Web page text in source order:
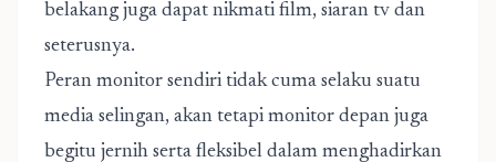
belakang juga dapat nikmati film, siaran tv dan
seterusnya.
Peran monitor sendiri tidak cuma selaku suatu
media selingan, akan tetapi monitor depan juga
begitu jernih serta fleksibel dalam menghadirkan